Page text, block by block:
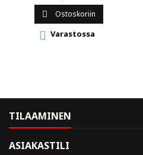
 Ostoskoriin
 Varastossa
TILAAMINEN
ASIAKASTILI